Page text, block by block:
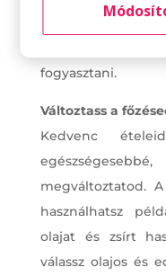
fogyasztani.
Változtass a
Kedvenc
megváltoztatod.
használhatsz
olajat és zsírt
válassz olajos és